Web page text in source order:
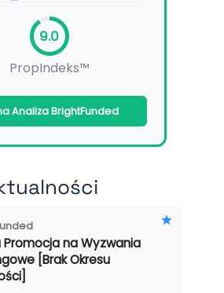
9.0
PropIndeks™
Analiza BrightFunded
Promocja na Wyzwania
[Brak Okresu